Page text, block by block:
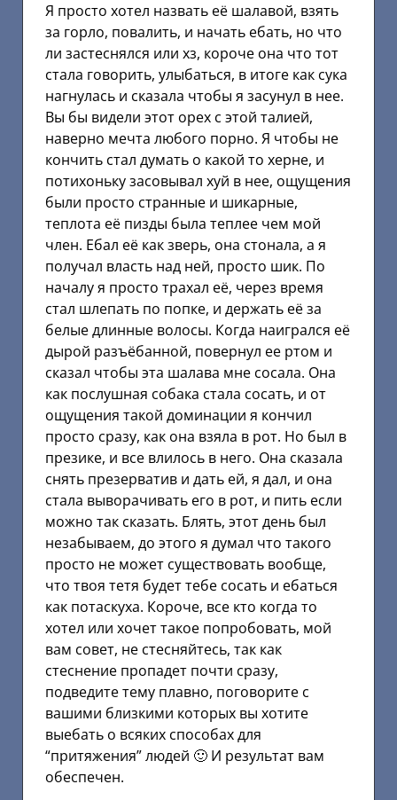
Я просто хотел назвать её шалавой, взять
за горло, повалить, и начать ебать, но что
ли застеснялся или хз, короче она что тот
стала говорить, улыбаться, в итоге как сука
нагнулась и сказала чтобы я засунул в нее.
Вы бы видели этот орех с этой талией,
наверно мечта любого порно. Я чтобы не
кончить стал думать о какой то херне, и
потихоньку засовывал хуй в нее, ощущения
были просто странные и шикарные,
теплота её пизды была теплее чем мой
член. Ебал её как зверь, она стонала, а я
получал власть над ней, просто шик. По
началу я просто трахал её, через время
стал шлепать по попке, и держать её за
белые длинные волосы. Когда наигрался её
дырой разъёбанной, повернул ее ртом и
сказал чтобы эта шалава мне сосала. Она
как послушная собака стала сосать, и от
ощущения такой доминации я кончил
просто сразу, как она взяла в рот. Но был в
презике, и все влилось в него. Она сказала
снять презерватив и дать ей, я дал, и она
стала выворачивать его в рот, и пить если
можно так сказать. Блять, этот день был
незабываем, до этого я думал что такого
просто не может существовать вообще,
что твоя тетя будет тебе сосать и ебаться
как потаскуха. Короче, все кто когда то
хотел или хочет такое попробовать, мой
вам совет, не стесняйтесь, так как
стеснение пропадет почти сразу,
подведите тему плавно, поговорите с
вашими близкими которых вы хотите
выебать о всяких способах для
“притяжения” людей 🙂 И результат вам
обеспечен.